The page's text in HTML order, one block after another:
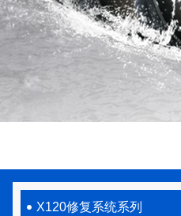
X120修复系统系列